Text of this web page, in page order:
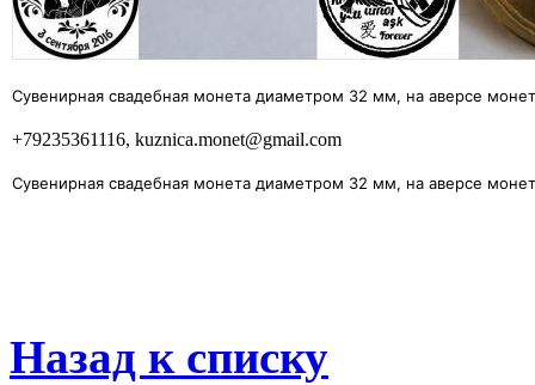
Сувенирная свадебная монета диаметром 32 мм, на аверсе
+79235361116, kuznica.monet@gmail.com
Сувенирная свадебная монета диаметром 32 мм, на аверсе
Назад к списку